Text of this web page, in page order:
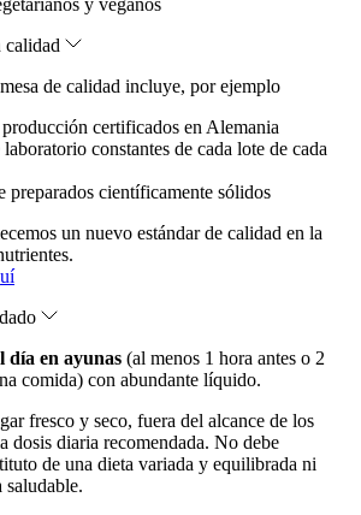
y veganos
calidad
de calidad incluye, por ejemplo
certificados en Alemania
constantes de cada lote de cada
preparados científicamente sólidos
un nuevo estándar de calidad en la
día en ayunas (al menos 1 hora antes o 2
comida) con abundante líquido.
fresco y seco, fuera del alcance de los
dosis diaria recomendada. No debe
de una dieta variada y equilibrada ni
saludable.